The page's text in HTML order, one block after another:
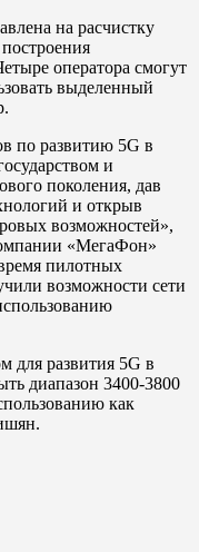
на расчистку
оператора смогут
выделенный
по развитию 5G в
и
поколения, дав
и открыв
возможностей»,
«МегаФон»
пилотных
возможности сети
для развития 5G в
диапазон 3400-3800
как